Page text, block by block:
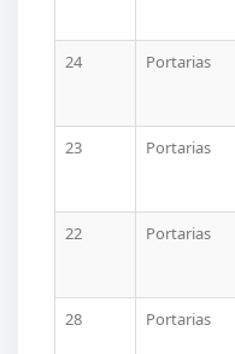
24
Portarias
23
Portarias
22
Portarias
28
Portarias